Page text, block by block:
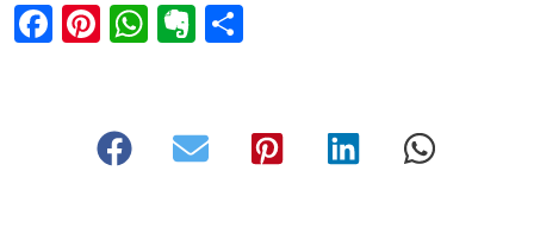
Facebook
Pinterest
WhatsApp
Evernote